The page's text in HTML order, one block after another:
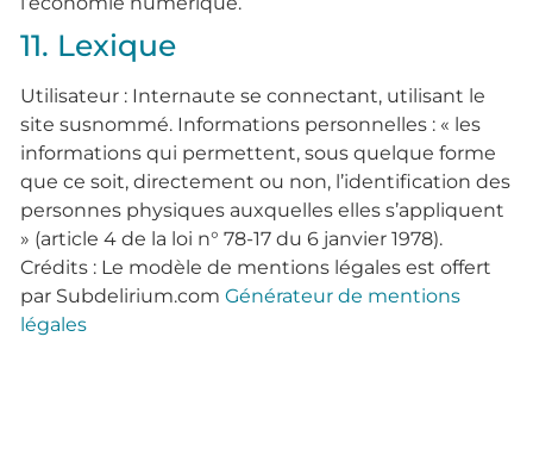
11. Lexique
Utilisateur : Internaute se connectant, utilisant le
site susnommé. Informations personnelles : « les
informations qui permettent, sous quelque forme
que ce soit, directement ou non, l’identification des
personnes physiques auxquelles elles s’appliquent
» (article 4 de la loi n° 78-17 du 6 janvier 1978).
Crédits : Le modèle de mentions légales est offert
par Subdelirium.com Générateur de mentions
légales